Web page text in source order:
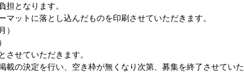
なります。
落とし込んだものを印刷させていただきます。
）
ていただきます。
載の決定を行い、空き枠が無くなり次第、募集を終了させてい